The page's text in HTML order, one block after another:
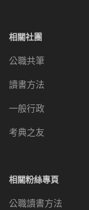
相關社團
公職共筆
讀書方法
一般行政
考典之友
相關粉絲專頁
公職讀書方法